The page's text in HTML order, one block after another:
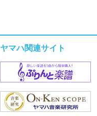
ヤマハ関連サイト